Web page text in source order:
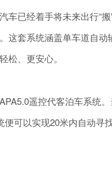
车已经着手将未来出行“
这套系统涵盖单车道自
松、更安心。
遥控代客泊车系统
便可以实现20米内自动